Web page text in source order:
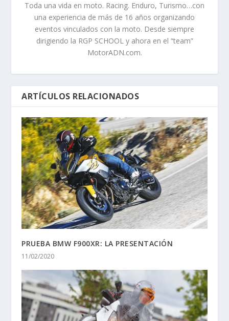
Toda una vida en moto. Racing. Enduro, Turismo…con
una experiencia de más de 16 años organizando
eventos vinculados con la moto. Desde siempre
dirigiendo la RGP SCHOOL y ahora en el “team”
MotorADN.com.
ARTÍCULOS RELACIONADOS
PRUEBA BMW F900XR: LA PRESENTACIÓN
11/02/2020